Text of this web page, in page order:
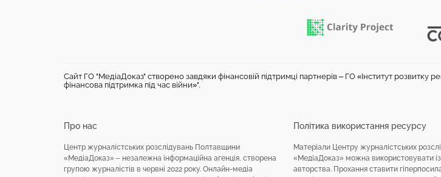
Сайт ГО "МедіаДоказ" створено завдяки фінансовій підтримці партнерів – ГО «Інститут розвитку
фінансова підтримка під час війни»".
Про нас
Центр журналістських розслідувань Полтавщини
«МедіаДоказ» – незалежна інформаційна агенція, створена
групою журналістів в червні 2022 року. Онлайн-медіа
Політика використання ресурсу
Матеріали Центру журналістських
«МедіаДоказ» можна використовувати
авторства. Прохання ставити